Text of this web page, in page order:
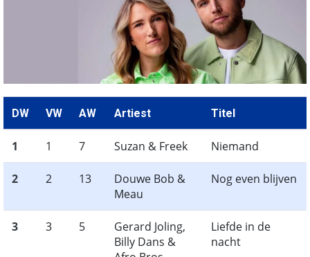
DW VW AW Artiest Titel
1 1 7 Suzan & Freek Niemand
2 2 13
Douwe Bob &
Meau
Nog even blijven
3 3 5
Gerard Joling,
Billy Dans &
Liefde in de
nacht